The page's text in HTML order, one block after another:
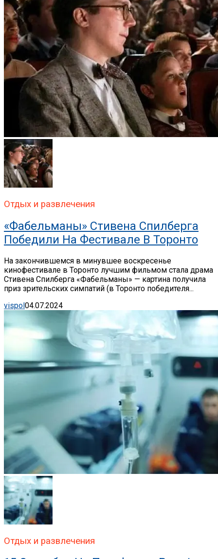
Отдых и развлечения
«Фабельманы» Стивена Спилберга
Победили На Фестивале В Торонто
На закончившемся в минувшее воскресенье
кинофестивале в Торонто лучшим фильмом стала драма
Стивена Спилберга «Фабельманы» — картина получила
приз зрительских симпатий (в Торонто победителя...
vispol04.07.2024
Отдых и развлечения